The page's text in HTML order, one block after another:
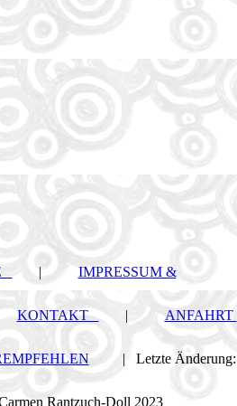
| IMPRESSUM &
KONTAKT | ANFAHRT
| Letzte Änderung:
Rantzuch-Doll 2023